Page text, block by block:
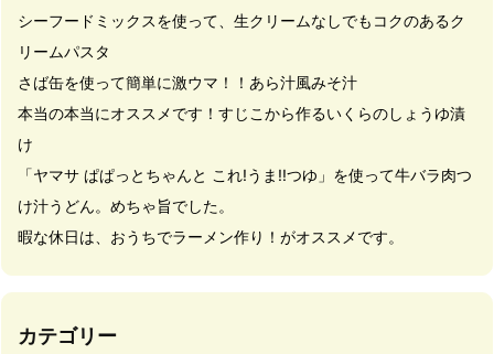
シーフードミックスを使って、生クリームなしでもコクのあるク
リームパスタ
さば缶を使って簡単に激ウマ！！あら汁風みそ汁
本当の本当にオススメです！すじこから作るいくらのしょうゆ漬
け
「ヤマサ ぱぱっとちゃんと これ!うま!!つゆ」を使って牛バラ肉つ
け汁うどん。めちゃ旨でした。
暇な休日は、おうちでラーメン作り！がオススメです。
カテゴリー